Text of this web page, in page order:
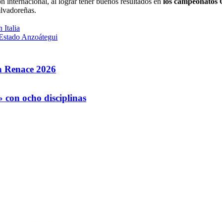
Italia
Anzoátegui
2026
con ocho disciplinas